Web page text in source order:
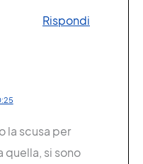
Rispondi
la scusa per
quella, si sono